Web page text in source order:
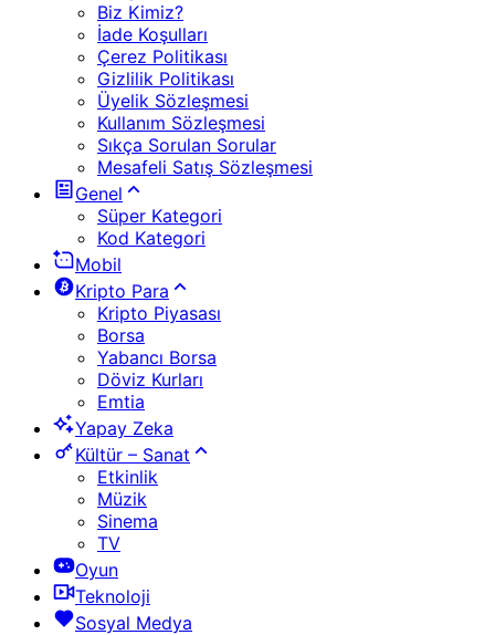
Biz Kimiz?
İade Koşulları
Çerez Politikası
Gizlilik Politikası
Üyelik Sözleşmesi
Kullanım Sözleşmesi
Sıkça Sorulan Sorular
Mesafeli Satış Sözleşmesi
Genel
Süper Kategori
Kod Kategori
Mobil
Kripto Para
Kripto Piyasası
Borsa
Yabancı Borsa
Döviz Kurları
Emtia
Yapay Zeka
Kültür – Sanat
Etkinlik
Müzik
Sinema
TV
Oyun
Teknoloji
Sosyal Medya